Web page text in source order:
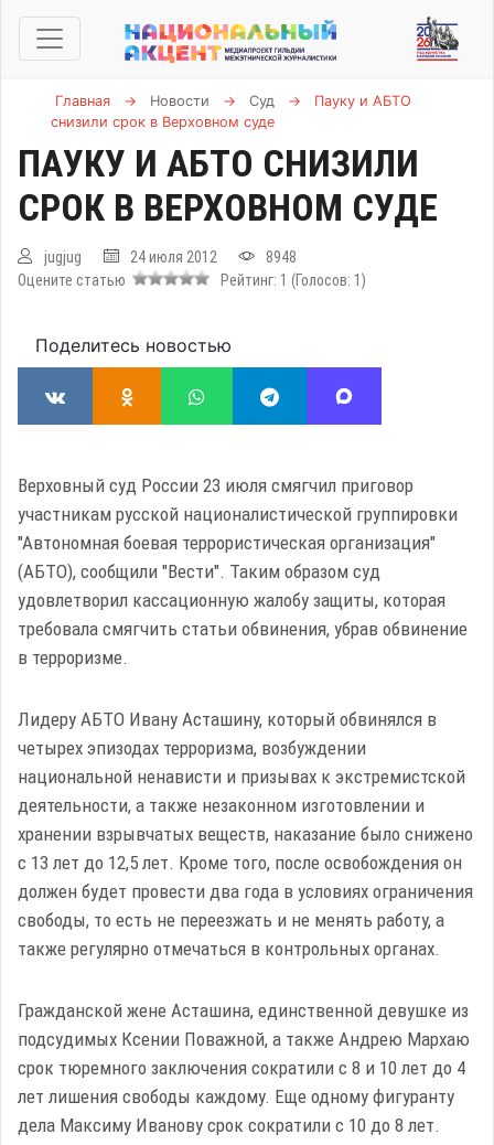
Главная → Новости → Суд →
Пауку и АБТО
снизили срок в Верховном суде
ПАУКУ И АБТО СНИЗИЛИ
СРОК В ВЕРХОВНОМ СУДЕ
jugjug 24 июля 2012
8948
Оцените статью
Рейтинг: 1 (Голосов: 1 )
Поделитесь новостью
Верховный суд России 23 июля смягчил приговор
участникам русской националистической группировки
"Автономная боевая террористическая организация"
(АБТО), сообщили "Вести". Таким образом суд
удовлетворил кассационную жалобу защиты, которая
требовала смягчить статьи обвинения, убрав обвинение
в терроризме.
Лидеру АБТО Ивану Асташину, который обвинялся в
четырех эпизодах терроризма, возбуждении
национальной ненависти и призывах к экстремистской
деятельности, а также незаконном изготовлении и
хранении взрывчатых веществ, наказание было снижено
с 13 лет до 12,5 лет. Кроме того, после освобождения он
должен будет провести два года в условиях ограничения
свободы, то есть не переезжать и не менять работу, а
также регулярно отмечаться в контрольных органах.
Гражданской жене Асташина, единственной девушке из
подсудимых Ксении Поважной, а также Андрею Мархаю
срок тюремного заключения сократили с 8 и 10 лет до 4
лет лишения свободы каждому. Еще одному фигуранту
дела Максиму Иванову срок сократили с 10 до 8 лет.